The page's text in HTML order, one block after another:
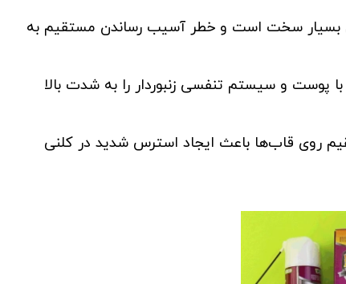
بسیار سخت است و خطر آسیب رساندن مستقیم به
و سیستم تنفسی زنبوردار را به شدت بالا
روی قاب‌ها باعث ایجاد استرس شدید در کلنی